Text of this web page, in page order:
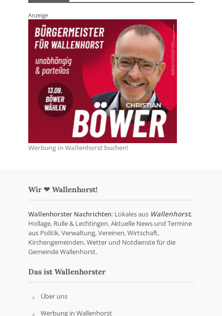
Anzeige
Werbung in Wallenhorst buchen!
Wir ❤ Wallenhorst!
Wallenhorster Nachrichten: Lokales aus Wallenhorst,
Hollage, Rulle & Lechtingen. Aktuelle News und Termine
aus Politik, Verwaltung, Vereinen, Wirtschaft,
Kirchengemeinden, Wetter und Notdienste für die
Gemeinde Wallenhorst.
Das ist Wallenhorster
Über uns
Werbung in Wallenhorst